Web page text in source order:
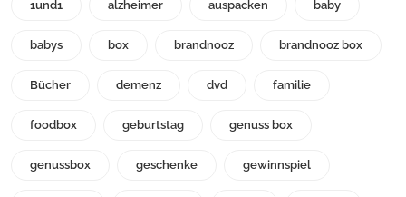
1und1 alzheimer auspacken baby
babys box brandnooz brandnooz box
Bücher demenz dvd familie
foodbox geburtstag genuss box
genussbox geschenke gewinnspiel